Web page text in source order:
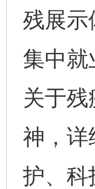
残展示
集中就
关于
神，详
护、科